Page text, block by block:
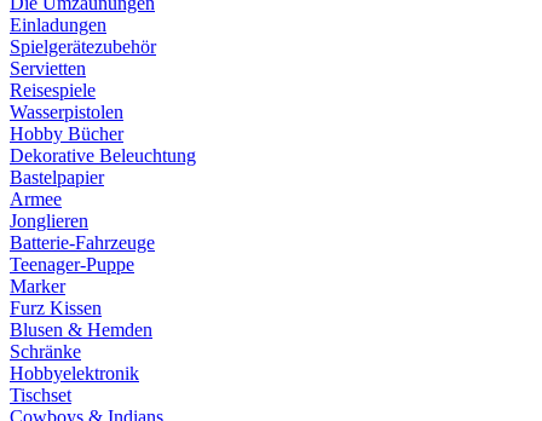
Einladungen
Spielgerätezubehör
Servietten
Reisespiele
Wasserpistolen
Hobby Bücher
Dekorative Beleuchtung
Bastelpapier
Armee
Jonglieren
Batterie-Fahrzeuge
Teenager-Puppe
Marker
Furz Kissen
Blusen & Hemden
Schränke
Hobbyelektronik
Tischset
Cowboys & Indians